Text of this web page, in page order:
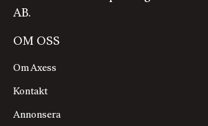
AB.
OM OSS
Om Axess
Kontakt
Annonsera